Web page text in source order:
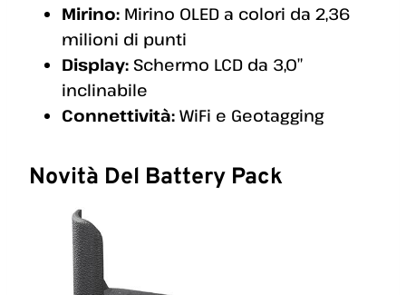
Mirino: Mirino OLED a colori da 2,36
milioni di punti
Display: Schermo LCD da 3,0″
inclinabile
Connettività: WiFi e Geotagging
Novità Del Battery Pack